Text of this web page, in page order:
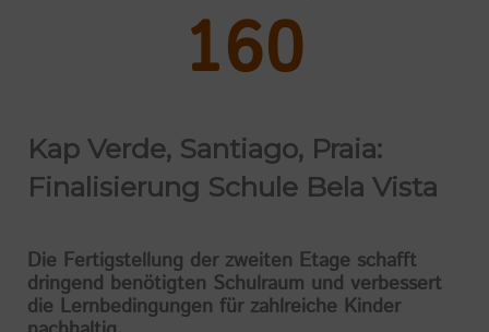
160
Kap Verde, Santiago, Praia:
Finalisierung Schule Bela Vista
Die Fertigstellung der zweiten Etage schafft
dringend benötigten Schulraum und verbessert
die Lernbedingungen für zahlreiche Kinder